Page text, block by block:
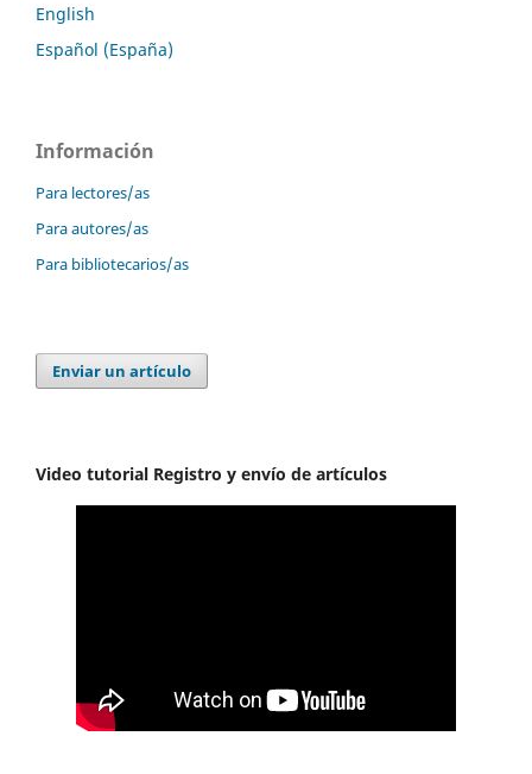
English
Español (España)
Información
Para lectores/as
Para autores/as
Para bibliotecarios/as
Enviar un artículo
Video tutorial Registro y envío de artículos